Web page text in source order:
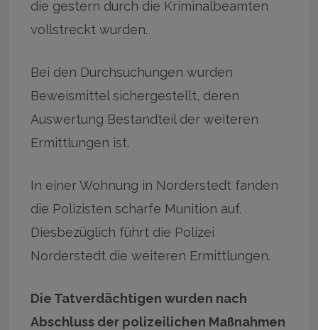
die gestern durch die Kriminalbeamten
vollstreckt wurden.
Bei den Durchsuchungen wurden
Beweismittel sichergestellt, deren
Auswertung Bestandteil der weiteren
Ermittlungen ist.
In einer Wohnung in Norderstedt fanden
die Polizisten scharfe Munition auf.
Diesbezüglich führt die Polizei
Norderstedt die weiteren Ermittlungen.
Die Tatverdächtigen wurden nach
Abschluss der polizeilichen Maßnahmen